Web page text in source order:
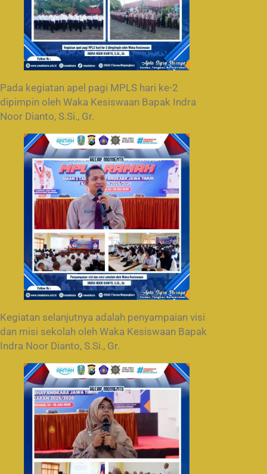
Pada kegiatan apel pagi MPLS hari ke-2
dipimpin oleh Waka Kesiswaan Bapak Indra
Noor Dianto, S.Si., Gr.
Kegiatan selanjutnya adalah penyampaian visi
dan misi sekolah oleh Waka Kesiswaan Bapak
Indra Noor Dianto, S.Si., Gr.